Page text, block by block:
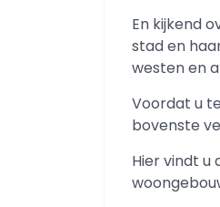
En kijkend
stad en
westen en
Voordat u
bovenste
Hier vindt u